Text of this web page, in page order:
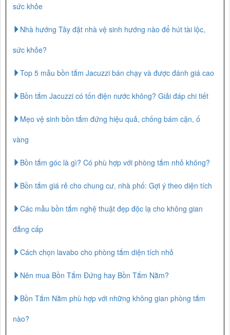
sức khỏe
Nhà hướng Tây đặt nhà vệ sinh hướng nào để hút tài lộc,
sức khỏe?
Top 5 mẫu bồn tắm Jacuzzi bán chạy và được đánh giá cao
Bồn tắm Jacuzzi có tốn điện nước không? Giải đáp chi tiết
Mẹo vệ sinh bồn tắm đứng hiệu quả, chống bám cặn, ố
vàng
Bồn tắm góc là gì? Có phù hợp với phòng tắm nhỏ không?
Bồn tắm giá rẻ cho chung cư, nhà phố: Gợi ý theo diện tích
Các mẫu bồn tắm nghệ thuật đẹp độc lạ cho không gian
đẳng cấp
Cách chọn lavabo cho phòng tắm diện tích nhỏ
Nên mua Bồn Tắm Đứng hay Bồn Tắm Nằm?
Bồn Tắm Nằm phù hợp với những không gian phòng tắm
nào?